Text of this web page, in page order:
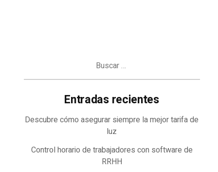
Entradas recientes
Descubre cómo asegurar siempre la mejor tarifa de
luz
Control horario de trabajadores con software de
RRHH